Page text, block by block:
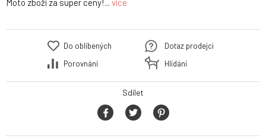
Moto zboží za super ceny!... více
Do oblíbených
Porovnání
Dotaz prodejci
Hlídání
Sdílet